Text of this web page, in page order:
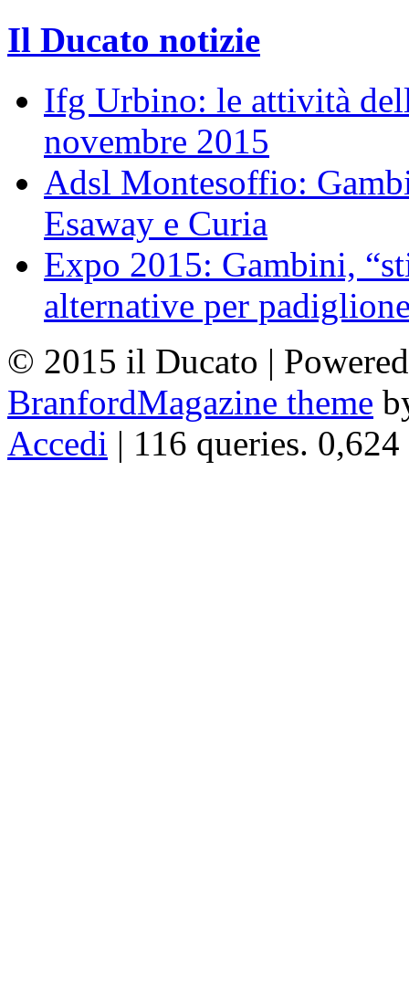
Il Ducato notizie
Ifg Urbino: le attività
novembre 2015
Adsl Montesoffio:
Esaway e Curia
Expo 2015: Gambini,
alternative per
© 2015 il Ducato |
BranfordMagazine theme
Accedi | 116 queries. 0,624